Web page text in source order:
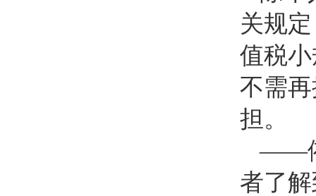
关规
值税
不需
担。
——
者了